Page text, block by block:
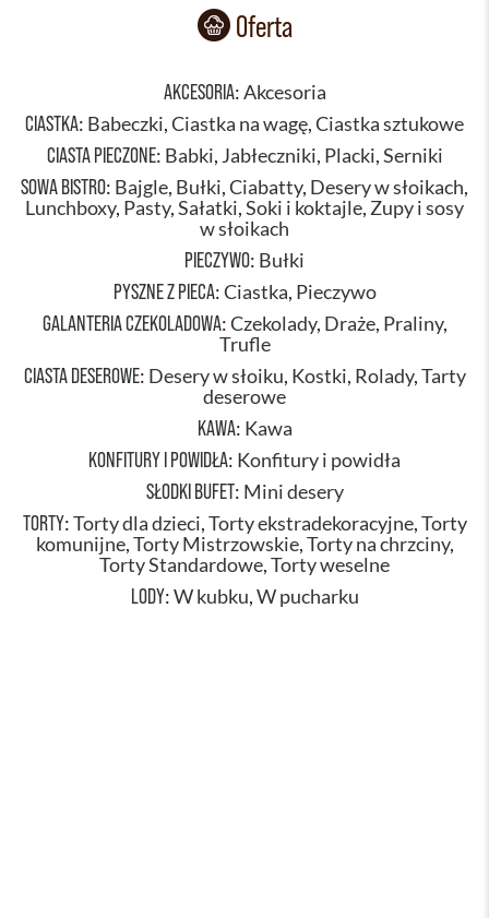
Oferta
AKCESORIA:Akcesoria
CIASTKA: Babeczki,Ciastka na wagę,Ciastka sztukowe
CIASTA PIECZONE: Babki, Jabłeczniki, Placki,Serniki
SOWA BISTRO: Bajgle, Bułki,Ciabatty, Desery w słoikach,
Lunchboxy, Pasty,Sałatki,Soki i koktajle, Zupy i sosy
w słoikach
PIECZYWO: Bułki
PYSZNE Z PIECA:Ciastka, Pieczywo
GALANTERIA CZEKOLADOWA:Czekolady, Draże, Praliny,
Trufle
CIASTA DESEROWE: Desery w słoiku, Kostki, Rolady,Tarty
deserowe
KAWA: Kawa
KONFITURY I POWIDŁA: Konfitury i powidła
SŁODKI BUFET: Mini desery
TORTY:Torty dla dzieci,Torty ekstradekoracyjne,Torty
komunijne,Torty Mistrzowskie,Torty na chrzciny,
Torty Standardowe,Torty weselne
LODY:W kubku,W pucharku